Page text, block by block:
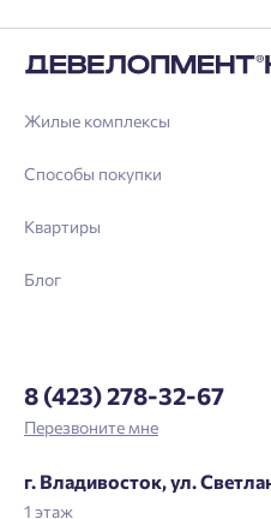
Жилые комплексы
Способы покупки
Квартиры
Блог
8 (423) 278-32-67
Перезвоните мне
г. Владивосток, ул.
1 этаж